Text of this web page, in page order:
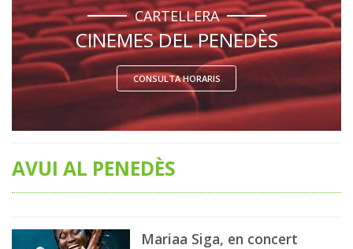
CARTELLERA
CINEMES DEL PENEDÈS
CONSULTA HORARIS
AVUI AL PENEDÈS
Mariaa Siga, en concert